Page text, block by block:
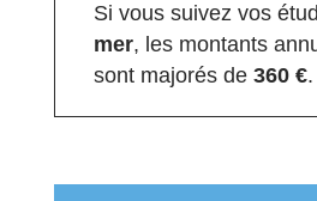
Si vous suivez vos
mer, les montants
sont majorés de 360 €.